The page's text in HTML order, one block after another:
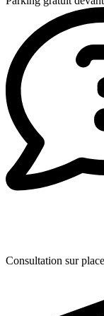
Consultation sur